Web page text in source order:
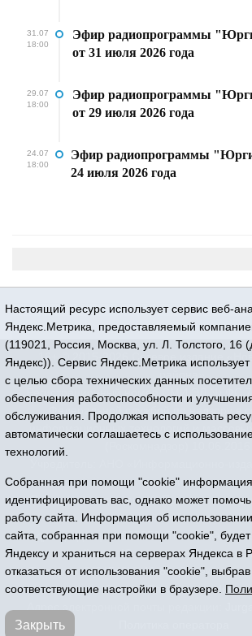
31.07
18:00
Эфир радиопрограммы
от 31 июля 2026 года
29.07
18:00
Эфир радиопрограммы
от 29 июля 2026 года
24.07
18:00
Эфир радиопрограммы
24 июля 2026 года
16+ © 2015-2026 Сетевое издание
Регистрационный номер СМИ ЭЛ № ФС
Федеральной службой по надзору в
«Призыв»
Все права защищены © При
ссылка обязательна
Адрес редакции: 627250, Тюменская
район, с. Юргинское, ул.
Телефон: 8(34543)2-46-89. Директор -
Галина Васильевна
Настоящий ресурс использует сервис веб-
Яндекс.Метрика, предоставляемый
(119021, Россия, Москва, ул. Л. Толстого, 16
Яндекс)). Сервис Яндекс.Метрика
с целью сбора технических данных
обеспечения работоспособности и
обслуживания. Продолжая использовать
автоматически соглашаетесь с
технологий.
Собранная при помощи "cookie"
идентифицировать вас, однако может
работу сайта. Информация об
сайта, собранная при помощи "cookie", будет
Яндексу и храниться на серверах Яндекса
отказаться от использования "cookie", выбрав
соответствующие настройки в браузере.
Закрыть